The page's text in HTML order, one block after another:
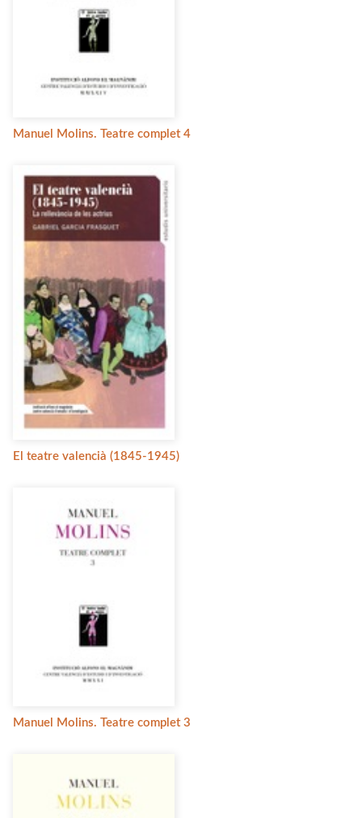
Manuel Molins. Teatre complet 4
El teatre valencià (1845-1945)
Manuel Molins. Teatre complet 3